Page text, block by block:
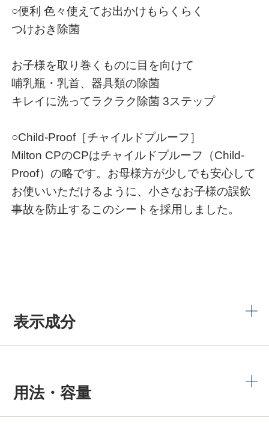
○便利 色々使えてお出かけもらくらく
つけおき除菌
お子様を取り巻くものに目を向けて
哺乳瓶・乳首、器具類の除菌
キレイに洗ってラクラク除菌 3ステップ
○Child-Proof［チャイルドプルーフ］
Milton CPのCPはチャイルドプルーフ（Child-
Proof）の略です。お母様方が少しでも安心して
お使いいただけるように、小さなお子様の誤飲
事故を防止するこのシートを採用しました。
表示成分
用法・容量